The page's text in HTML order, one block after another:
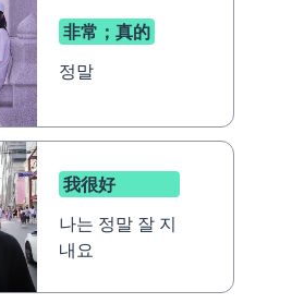
非常；真的
정말
我很好
나는 정말 잘 지
내요